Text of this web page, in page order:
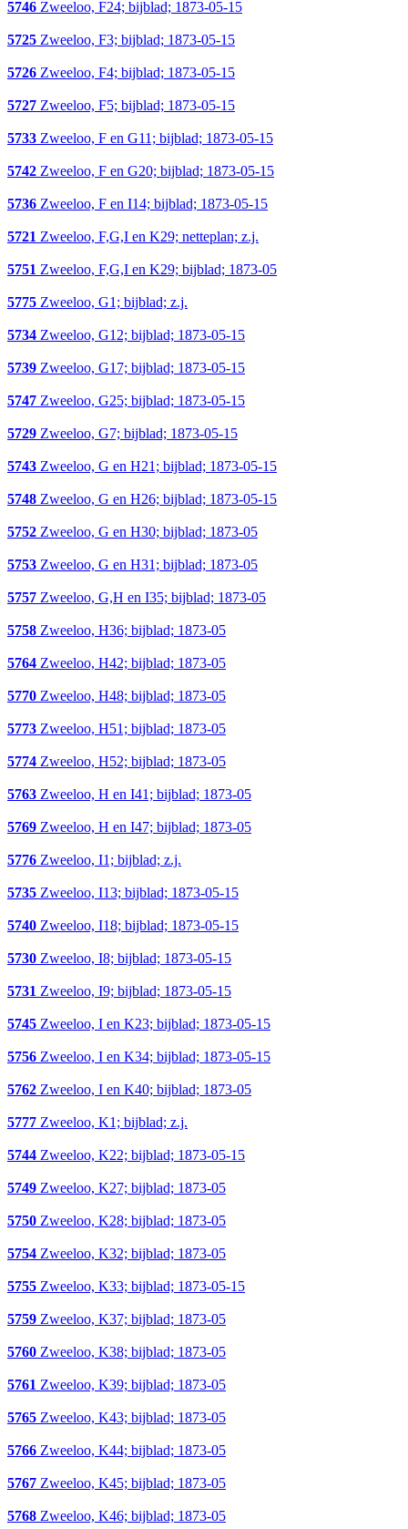
5746 Zweeloo, F24; bijblad; 1873-05-15
5725 Zweeloo, F3; bijblad; 1873-05-15
5726 Zweeloo, F4; bijblad; 1873-05-15
5727 Zweeloo, F5; bijblad; 1873-05-15
5733 Zweeloo, F en G11; bijblad; 1873-05-15
5742 Zweeloo, F en G20; bijblad; 1873-05-15
5736 Zweeloo, F en I14; bijblad; 1873-05-15
5721 Zweeloo, F,G,I en K29; netteplan; z.j.
5751 Zweeloo, F,G,I en K29; bijblad; 1873-05
5775 Zweeloo, G1; bijblad; z.j.
5734 Zweeloo, G12; bijblad; 1873-05-15
5739 Zweeloo, G17; bijblad; 1873-05-15
5747 Zweeloo, G25; bijblad; 1873-05-15
5729 Zweeloo, G7; bijblad; 1873-05-15
5743 Zweeloo, G en H21; bijblad; 1873-05-15
5748 Zweeloo, G en H26; bijblad; 1873-05-15
5752 Zweeloo, G en H30; bijblad; 1873-05
5753 Zweeloo, G en H31; bijblad; 1873-05
5757 Zweeloo, G,H en I35; bijblad; 1873-05
5758 Zweeloo, H36; bijblad; 1873-05
5764 Zweeloo, H42; bijblad; 1873-05
5770 Zweeloo, H48; bijblad; 1873-05
5773 Zweeloo, H51; bijblad; 1873-05
5774 Zweeloo, H52; bijblad; 1873-05
5763 Zweeloo, H en I41; bijblad; 1873-05
5769 Zweeloo, H en I47; bijblad; 1873-05
5776 Zweeloo, I1; bijblad; z.j.
5735 Zweeloo, I13; bijblad; 1873-05-15
5740 Zweeloo, I18; bijblad; 1873-05-15
5730 Zweeloo, I8; bijblad; 1873-05-15
5731 Zweeloo, I9; bijblad; 1873-05-15
5745 Zweeloo, I en K23; bijblad; 1873-05-15
5756 Zweeloo, I en K34; bijblad; 1873-05-15
5762 Zweeloo, I en K40; bijblad; 1873-05
5777 Zweeloo, K1; bijblad; z.j.
5744 Zweeloo, K22; bijblad; 1873-05-15
5749 Zweeloo, K27; bijblad; 1873-05
5750 Zweeloo, K28; bijblad; 1873-05
5754 Zweeloo, K32; bijblad; 1873-05
5755 Zweeloo, K33; bijblad; 1873-05-15
5759 Zweeloo, K37; bijblad; 1873-05
5760 Zweeloo, K38; bijblad; 1873-05
5761 Zweeloo, K39; bijblad; 1873-05
5765 Zweeloo, K43; bijblad; 1873-05
5766 Zweeloo, K44; bijblad; 1873-05
5767 Zweeloo, K45; bijblad; 1873-05
5768 Zweeloo, K46; bijblad; 1873-05